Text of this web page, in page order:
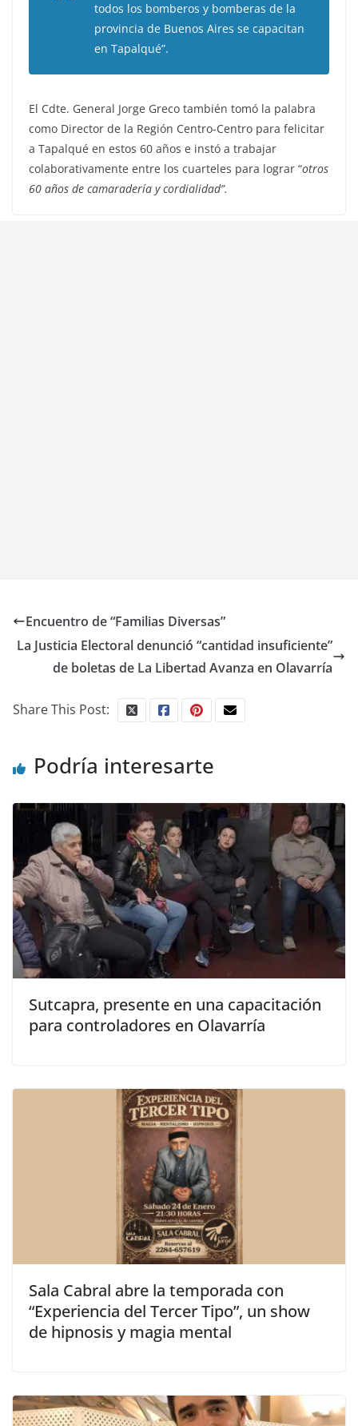
todos los bomberos y bomberas de la
provincia de Buenos Aires se capacitan
en Tapalqué”.
El Cdte. General Jorge Greco también tomó la palabra
como Director de la Región Centro-Centro para felicitar
a Tapalqué en estos 60 años e instó a trabajar
colaborativamente entre los cuarteles para lograr “otros
60 años de camaradería y cordialidad”.
Encuentro de “Familias Diversas”
La Justicia Electoral denunció “cantidad insuficiente”
de boletas de La Libertad Avanza en Olavarría
Share This Post:
Podría interesarte
Sutcapra, presente en una capacitación
para controladores en Olavarría
Sala Cabral abre la temporada con
“Experiencia del Tercer Tipo”, un show
de hipnosis y magia mental